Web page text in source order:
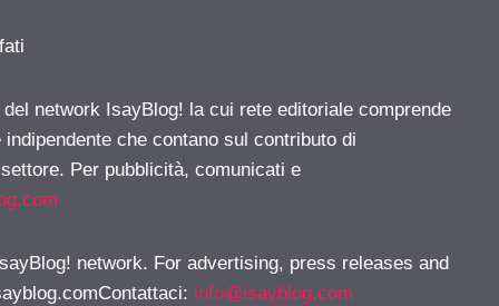
network IsayBlog! la cui rete editoriale comprende
che contano sul contributo di
Per pubblicità, comunicati e
network. For advertising, press releases and
: info@isayblog.com